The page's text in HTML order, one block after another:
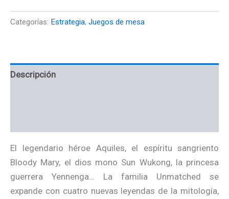
Categorías: Estrategia, Juegos de mesa
Descripción
El legendario héroe Aquiles, el espíritu sangriento
Bloody Mary, el dios mono Sun Wukong, la princesa
guerrera Yennenga… La familia Unmatched se
expande con cuatro nuevas leyendas de la mitología,